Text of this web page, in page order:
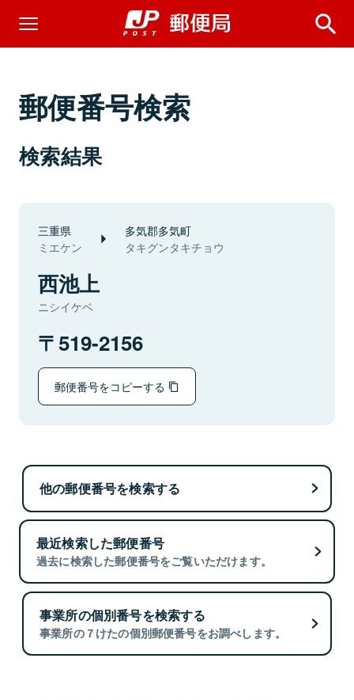
郵便番号検索
検索結果
三重県
ミエケン
多気郡多気町
タキグンタキチョウ
西池上
ニシイケベ
519-2156
郵便番号をコピーする
他の郵便番号を検索する
最近検索した郵便番号
過去に検索した郵便番号をご覧いただけます。
事業所の個別番号を検索する
事業所の７けたの個別郵便番号をお調べします。